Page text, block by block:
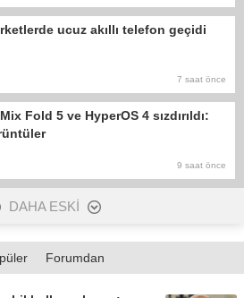
ucuz akıllı telefon geçidi
7 saat önce
Fold 5 ve HyperOS 4 sızdırıldı:
9 saat önce
DAHA ESKİ
Forumdan